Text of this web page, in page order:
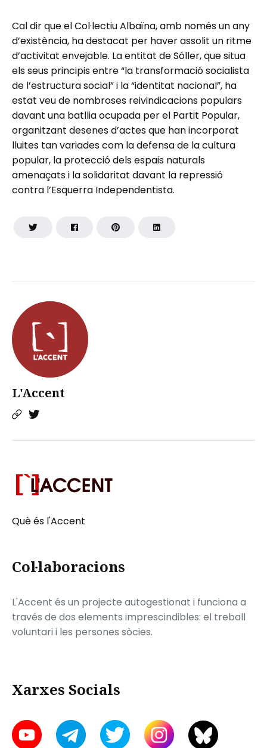
L'Accent
Cal dir que el Col·lectiu Albaïna, amb només un any
d’existència, ha destacat per haver assolit un ritme
d’activitat envejable. La entitat de Sóller, que situa
els seus principis entre “la transformació socialista
de l’estructura social” i la “identitat nacional”, ha
estat veu de nombroses reivindicacions populars
davant una batllia ocupada per el Partit Popular,
organitzant desenes d’actes que han incorporat
lluites tan variades com la defensa de la cultura
popular, la protecció dels espais naturals
amenaçats i la solidaritat davant la repressió
contra l’Esquerra Independentista.
Què és l'Accent
Col·laboracions
L'Accent és un projecte autogestionat i funciona a
través de dos elements imprescindibles: el treball
voluntari i les persones sòcies.
Xarxes Socials